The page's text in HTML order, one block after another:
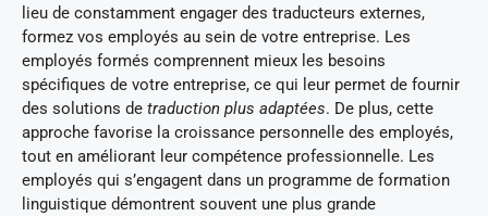
lieu de constamment engager des traducteurs externes,
formez vos employés au sein de votre entreprise. Les
employés formés comprennent mieux les besoins
spécifiques de votre entreprise, ce qui leur permet de fournir
des solutions de traduction plus adaptées. De plus, cette
approche favorise la croissance personnelle des employés,
tout en améliorant leur compétence professionnelle. Les
employés qui s’engagent dans un programme de formation
linguistique démontrent souvent une plus grande